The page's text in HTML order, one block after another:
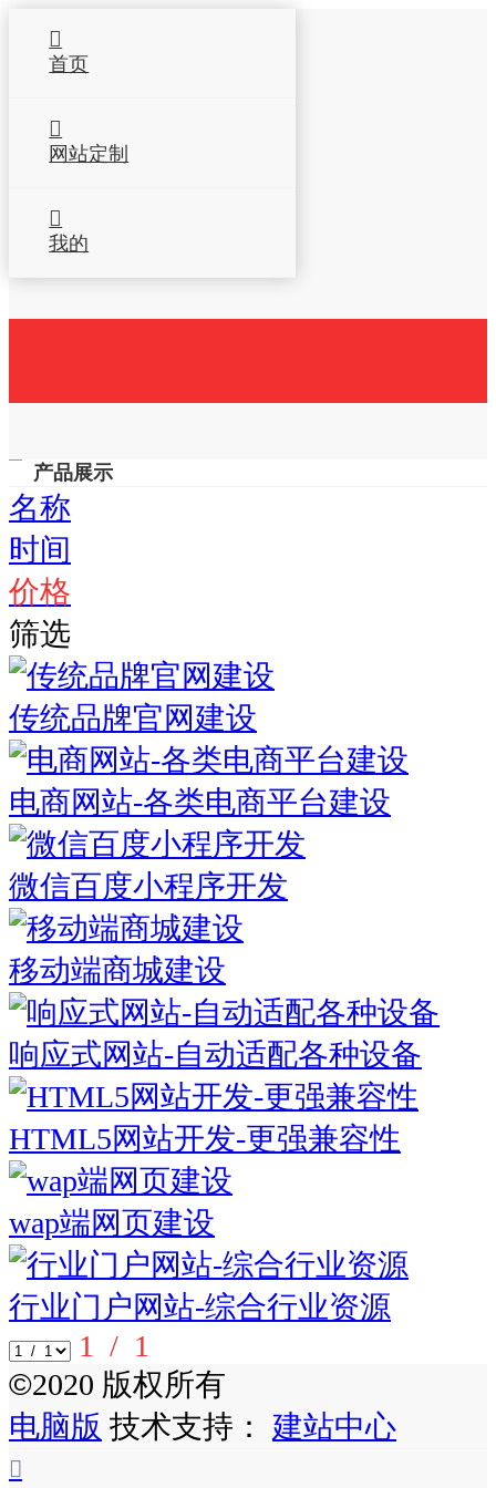
首页
网站定制
我的
产品展示
名称
时间
价格
筛选
传统品牌官网建设
电商网站-各类电商平台建设
微信百度小程序开发
移动端商城建设
响应式网站-自动适配各种设备
HTML5网站开发-更强兼容性
wap端网页建设
行业门户网站-综合行业资源
1 / 1
©2020 版权所有
电脑版 技术支持： 建站中心